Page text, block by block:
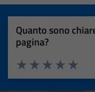
Quanto sono
pagina?
Valuta
Valuta 4
Valuta 3 stelle
Valuta 2 stelle su 5
Valuta 1 stelle su 5